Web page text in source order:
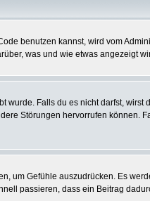
benutzen kannst, wird vom
was und wie etwas angezeigt
wurde. Falls du es nicht darfst,
Störungen hervorrufen können.
um Gefühle auszudrücken. Es
passieren, dass ein Beitrag